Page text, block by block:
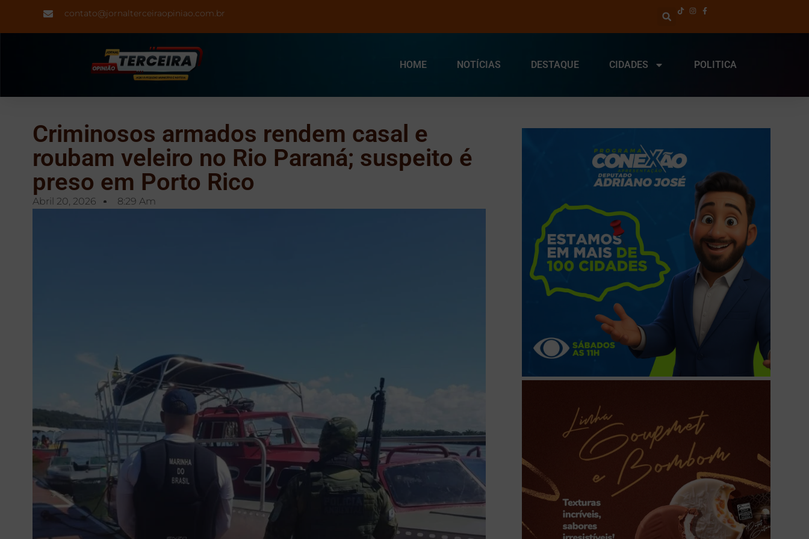
contato@jornalterceiraopiniao.com.br
HOME NOTÍCIAS DESTAQUE CIDADES POLITICA
Criminosos armados rendem casal e
roubam veleiro no Rio Paraná; suspeito é
preso em Porto Rico
Abril 20, 2026 8:29 Am